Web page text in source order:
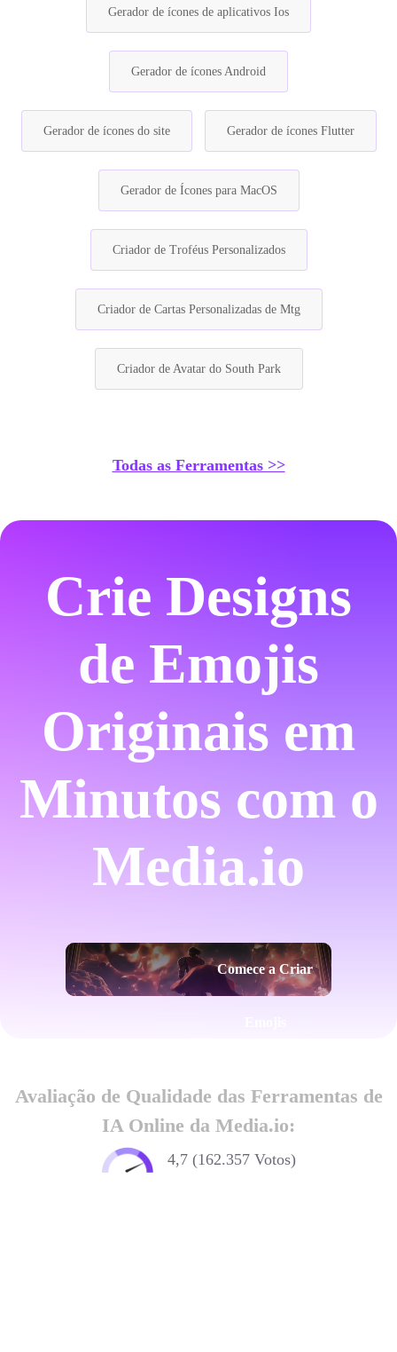
Gerador de ícones de aplicativos Ios
Gerador de ícones Android
Gerador de ícones do site Gerador de ícones Flutter
Gerador de Ícones para MacOS
Criador de Troféus Personalizados
Criador de Cartas Personalizadas de Mtg
Criador de Avatar do South Park
Todas as Ferramentas >>
Crie Designs
de Emojis
Originais em
Minutos com o
Media.io
Comece a Criar
Avaliação de Qualidade das Ferramentas de
IA Online da Media.io:
4,7 (162.357 Votos)